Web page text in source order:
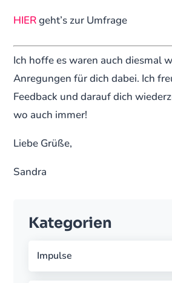
HIERgeht’s zur Umfrage
Ich hoffe es waren auch diesmal
Anregungen für dich dabei. Ich
Feedback und darauf dich
wo auch immer!
Liebe Grüße,
Sandra
Kategorien
Impulse